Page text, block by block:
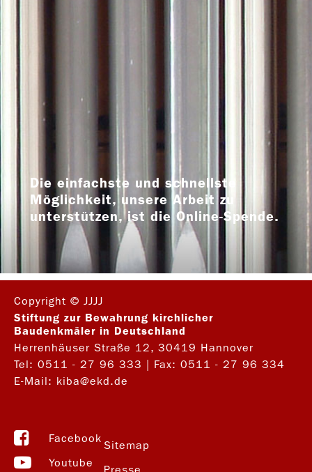
Die einfachste und schnellste
Möglichkeit, unsere Arbeit zu
unterstützen, ist die Online-Spende.
Copyright © JJJJ
Stiftung zur Bewahrung kirchlicher
Baudenkmäler in Deutschland
Herrenhäuser Straße 12, 30419 Hannover
Tel: 0511 - 27 96 333 | Fax: 0511 - 27 96 334
E-Mail: kiba@ekd.de
Facebook
Youtube
Sitemap